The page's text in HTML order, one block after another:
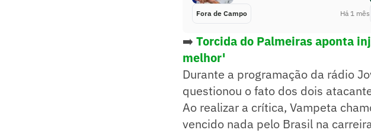
Fora de Campo Há 1 mês
➡️ Torcida do Palmeiras aponta
melhor'
Durante a programação da rádio
questionou o fato dos dois
Ao realizar a crítica, Vampeta
vencido nada pelo Brasil na